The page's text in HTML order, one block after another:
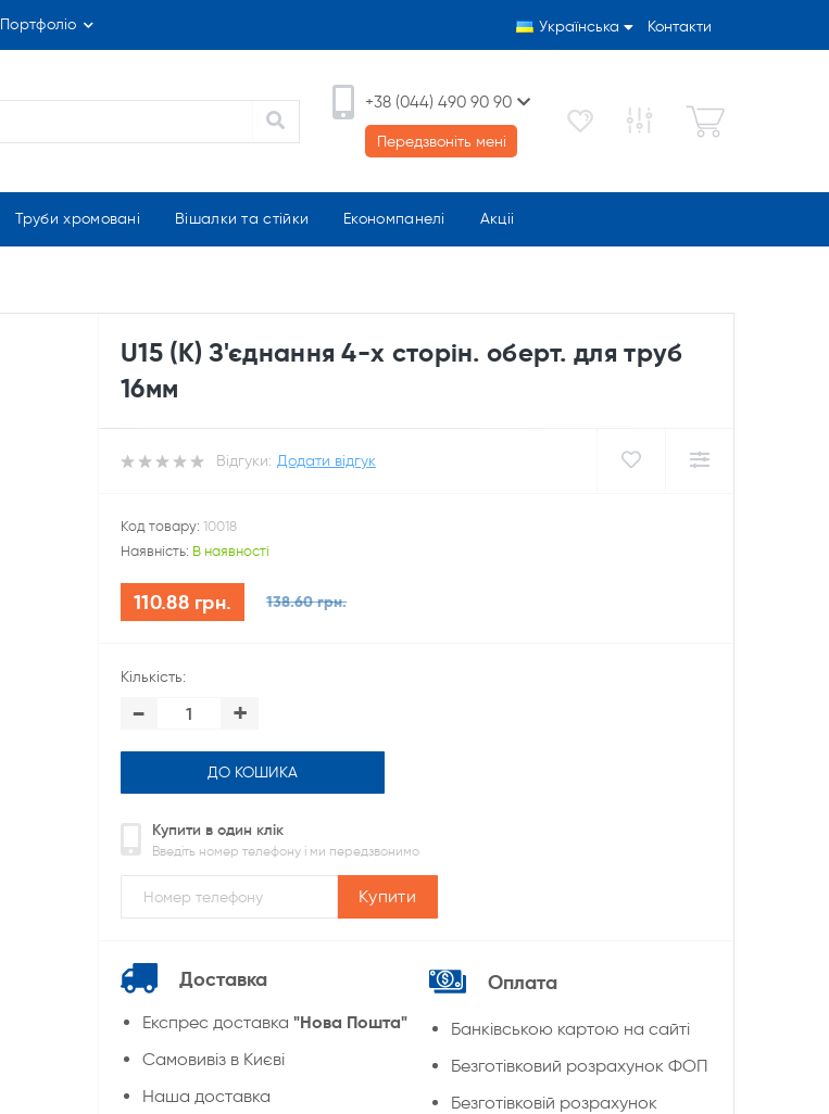
Портфоліо Українська Контакти
+38 (044) 490 90 90
Передзвоніть мені
Труби хромовані Вішалки та стійки Економпанелі Акціі
U15 (К) З'єднання 4-х сторін. оберт. для труб
16мм
Відгуки: Додати відгук
Код товару: 10018
Наявність: В наявності
110.88 грн. 138.60 грн.
Кількість:
- +
ДО КОШИКА
Купити в один клік
Введіть номер телефону і ми передзвонимо
Купити
Доставка
Експрес доставка "Нова Пошта"
Cамовивіз в Києві
Наша доставка
Оплата
Банківською картою на сайті
Безготівковий розрахунок ФОП
Безготівковій розрахунок